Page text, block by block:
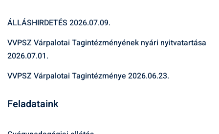
ÁLLÁSHIRDETÉS 2026.07.09.
VVPSZ Várpalotai Tagintézményének nyári nyitvatartása
2026.07.01.
VVPSZ Várpalotai Tagintézménye 2026.06.23.
Feladataink